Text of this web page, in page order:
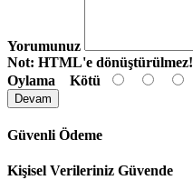
Yorumunuz
Not: HTML'e dönüştürülmez!
Oylama Kötü
Devam
Güvenli Ödeme
Kişisel Verileriniz Güvende